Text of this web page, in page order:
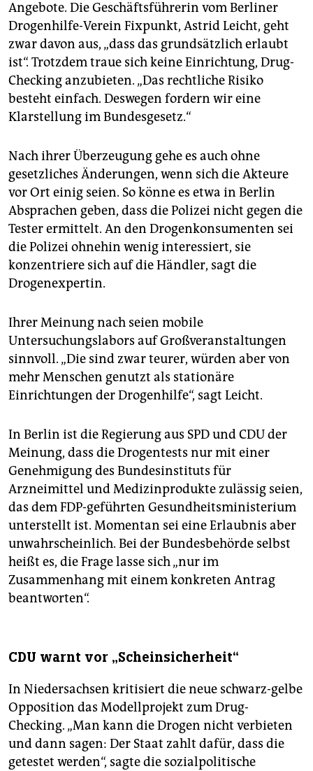
Angebote. Die Geschäftsführerin vom Berliner
Drogenhilfe-Verein Fixpunkt, Astrid Leicht, geht
zwar davon aus, „dass das grundsätzlich erlaubt
ist“. Trotzdem traue sich keine Einrichtung, Drug-
Checking anzubieten. „Das rechtliche Risiko
besteht einfach. Deswegen fordern wir eine
Klarstellung im Bundesgesetz.“
Nach ihrer Überzeugung gehe es auch ohne
gesetzliches Änderungen, wenn sich die Akteure
vor Ort einig seien. So könne es etwa in Berlin
Absprachen geben, dass die Polizei nicht gegen die
Tester ermittelt. An den Drogenkonsumenten sei
die Polizei ohnehin wenig interessiert, sie
konzentriere sich auf die Händler, sagt die
Drogenexpertin.
Ihrer Meinung nach seien mobile
Untersuchungslabors auf Großveranstaltungen
sinnvoll. „Die sind zwar teurer, würden aber von
mehr Menschen genutzt als stationäre
Einrichtungen der Drogenhilfe“, sagt Leicht.
In Berlin ist die Regierung aus SPD und CDU der
Meinung, dass die Drogentests nur mit einer
Genehmigung des Bundesinstituts für
Arzneimittel und Medizinprodukte zulässig seien,
das dem FDP-geführten Gesundheitsministerium
unterstellt ist. Momentan sei eine Erlaubnis aber
unwahrscheinlich. Bei der Bundesbehörde selbst
heißt es, die Frage lasse sich „nur im
Zusammenhang mit einem konkreten Antrag
beantworten“.
CDU warnt vor „Scheinsicherheit“
In Niedersachsen kritisiert die neue schwarz-gelbe
Opposition das Modellprojekt zum Drug-
Checking. „Man kann die Drogen nicht verbieten
und dann sagen: Der Staat zahlt dafür, dass die
getestet werden“, sagte die sozialpolitische